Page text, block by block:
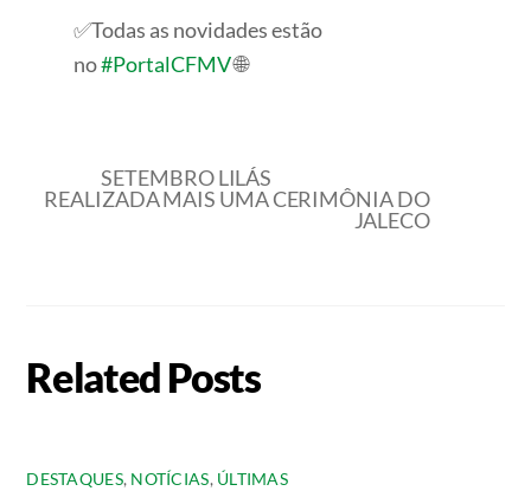
✅Todas as novidades estão
no#PortalCFMV🌐
SETEMBRO LILÁS
REALIZADA MAIS UMA CERIMÔNIA DO
JALECO
Related Posts
DESTAQUES, NOTÍCIAS, ÚLTIMAS